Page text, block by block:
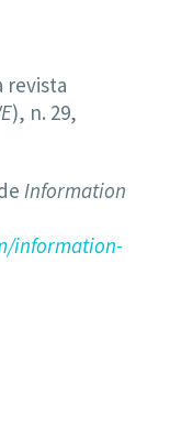
revista
), n. 29,
Information
information-